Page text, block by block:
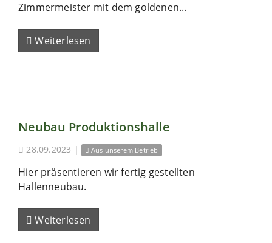
Zimmermeister mit dem goldenen...
Weiterlesen
Neubau Produktionshalle
28.09.2023 | Aus unserem Betrieb
Hier präsentieren wir fertig gestellten
Hallenneubau.
Weiterlesen